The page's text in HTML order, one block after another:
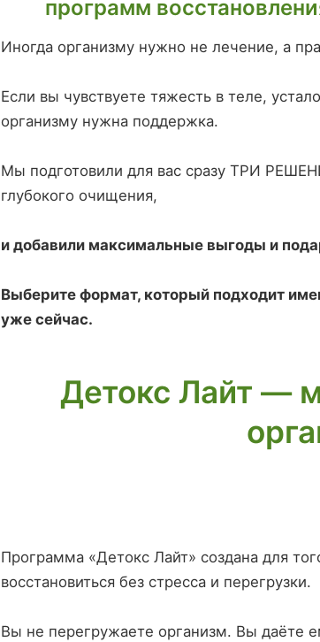
программ
Иногда организму нужно не лечение, а
Если вы чувствуете тяжесть в теле,
организму нужна поддержка.
Мы подготовили для вас сразу ТРИ
глубокого очищения,
и добавили максимальные выгоды и
Выберите формат, который подходит
уже сейчас.
Детокс Лайт —
Программа «Детокс Лайт» создана для
восстановиться без стресса и перегрузки.
Вы не перегружаете организм. Вы даёте